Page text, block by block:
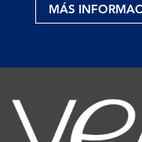
MÁS